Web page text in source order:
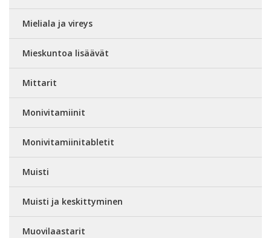
Mieliala ja vireys
Mieskuntoa lisäävät
Mittarit
Monivitamiinit
Monivitamiinitabletit
Muisti
Muisti ja keskittyminen
Muovilaastarit